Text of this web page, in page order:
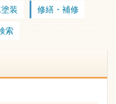
装 修繕・補修
索